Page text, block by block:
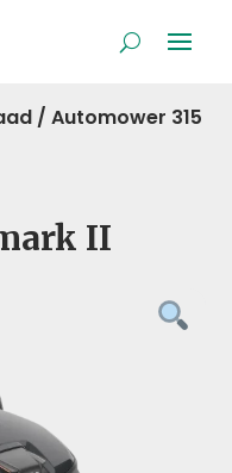
/Automower 315
II